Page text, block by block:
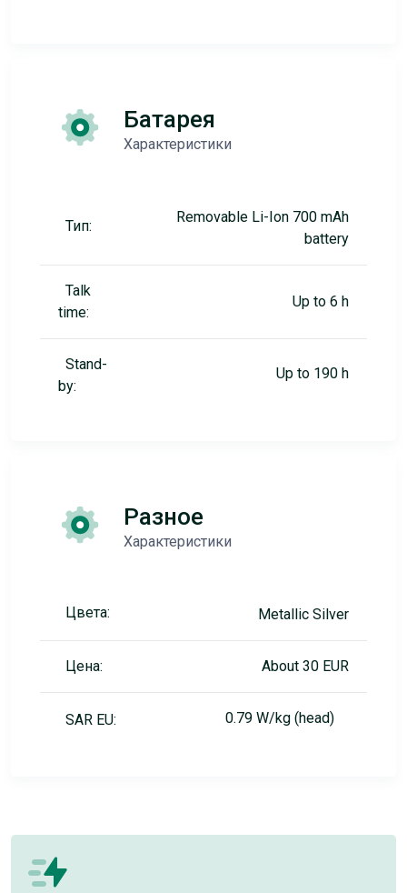
Батарея
Характеристики
Тип:
Removable Li-Ion 700 mAh
battery
Talk
time:
Up to 6 h
Stand-
by:
Up to 190 h
Разное
Характеристики
Цвета: Metallic Silver
Цена: About 30 EUR
SAR EU: 0.79 W/kg (head)